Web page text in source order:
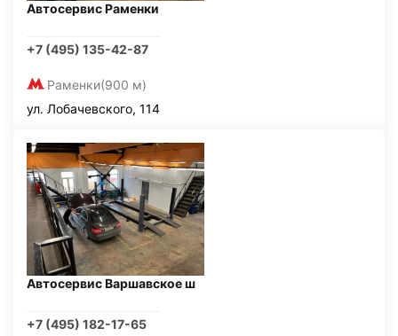
Автосервис Раменки
+7 (495) 135-42-87
Раменки(900 м)
ул. Лобачевского, 114
Автосервис Варшавское ш
+7 (495) 182-17-65